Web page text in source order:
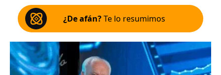
¿De afán?Te lo resumimos